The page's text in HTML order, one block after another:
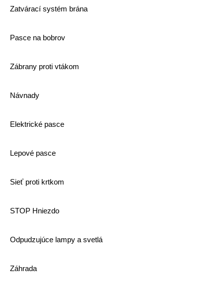
Zatvárací systém brána
Pasce na bobrov
Zábrany proti vtákom
Návnady
Elektrické pasce
Lepové pasce
Sieť proti krtkom
STOP Hniezdo
Odpudzujúce lampy a svetlá
Záhrada